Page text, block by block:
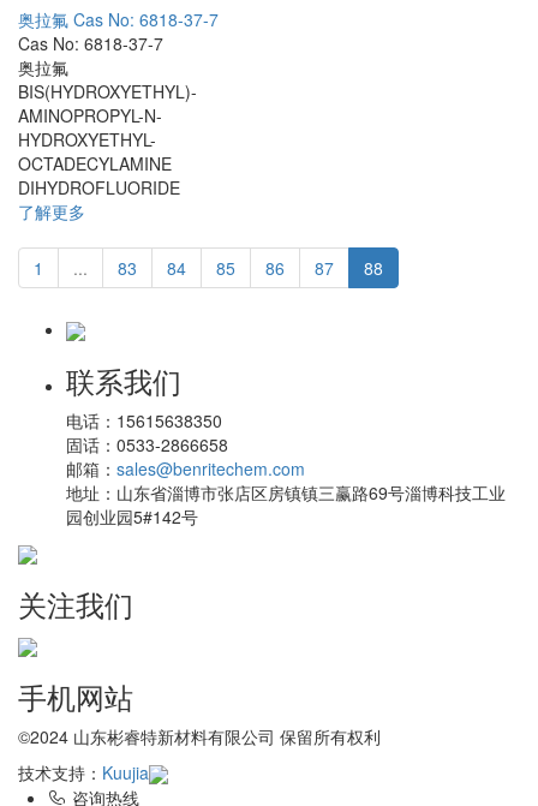
奥拉氟 Cas No: 6818-37-7
Cas No: 6818-37-7
奥拉氟
BIS(HYDROXYETHYL)-
AMINOPROPYL-N-
HYDROXYETHYL-
OCTADECYLAMINE
DIHYDROFLUORIDE
了解更多
1 ... 83 84 85 86 87 88
联系我们
电话： 15615638350
固话： 0533-2866658
邮箱： sales@benritechem.com
地址： 山东省淄博市张店区房镇镇三赢路69号淄博科技工业
园创业园5#142号
关注我们
手机网站
©2024 山东彬睿特新材料有限公司 保留所有权利
技术支持： Kuujia
咨询热线